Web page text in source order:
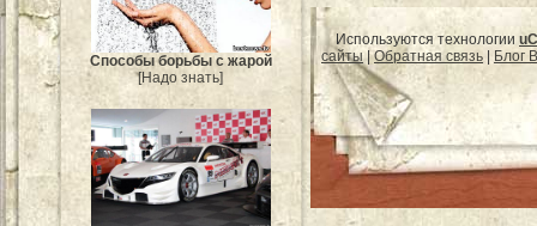
Способы борьбы с жарой
[Надо знать]
Используются технологии
сайты|Обратная связь Блог